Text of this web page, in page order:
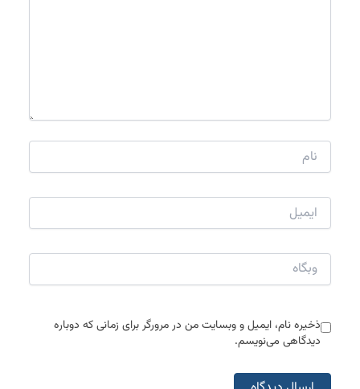
نام
ایمیل
وبگاه
ذخیره نام، ایمیل و وبسایت من در مرورگر برای زمانی که دوباره
دیدگاهی می‌نویسم.